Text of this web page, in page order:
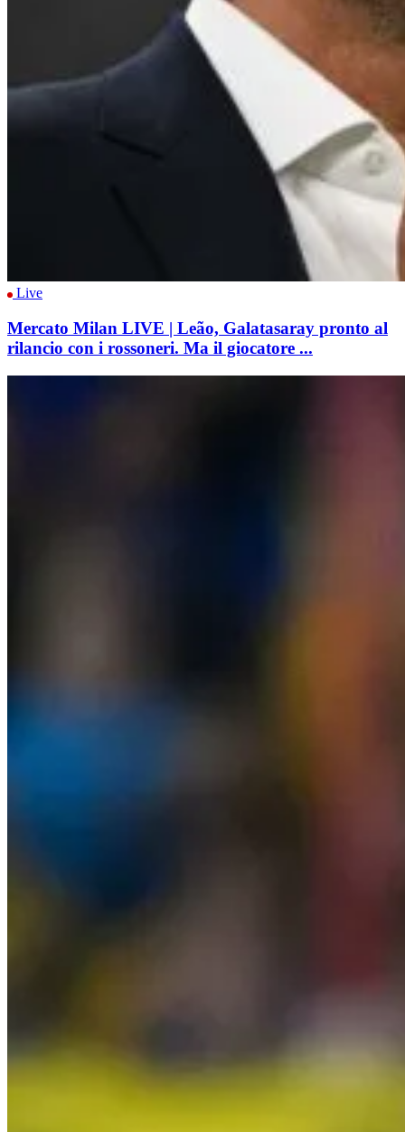
Live
Mercato Milan LIVE | Leão, Galatasaray pronto al
rilancio con i rossoneri. Ma il giocatore ...